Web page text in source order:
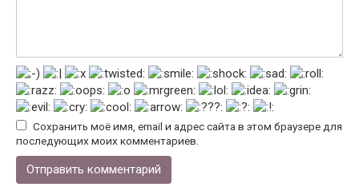
Сохранить моё имя, email и адрес сайта в этом браузере для
последующих моих комментариев.